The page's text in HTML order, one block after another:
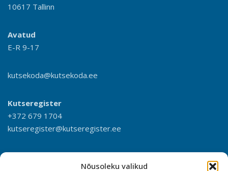
Nõusoleku valikud
10617 Tallinn
Avatud
E-R 9-17
kutsekoda@kutsekoda.ee
Kutseregister
+372 679 1704
kutseregister@kutseregister.ee